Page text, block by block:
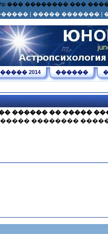
��� ��������
| ����� ������� |
2014 ������
������ �� �����
��������